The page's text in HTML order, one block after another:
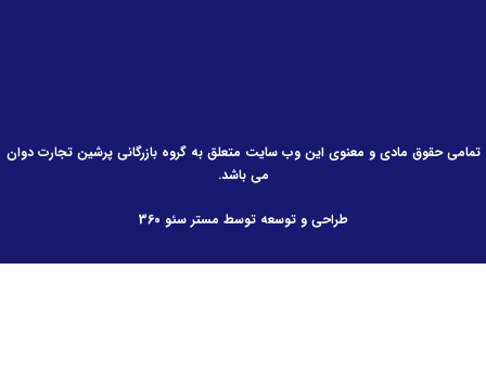
حقوق مادی و معنوی این وب سایت متعلق به گروه بازرگانی پرشین تجارت دوان
می باشد.
طراحی و توسعه توسط مستر سئو 360